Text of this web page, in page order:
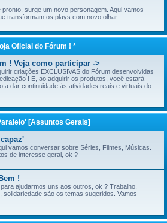
pronto, surge um novo personagem. Aqui vamos
transformam os plays com novo olhar.
Oficial do Fórum ! *
! Veja como participar ->
criações EXCLUSIVAS do Fórum desenvolvidas
! E, ao adquirir os produtos, você estará
a dar continuidade às atividades reais e virtuais do
[Assuntos Gerais]
vamos conversar sobre Séries, Filmes, Músicas.
de interesse geral, ok ?
!
ajudarmos uns aos outros, ok ? Trabalho,
solidariedade são os temas sugeridos. Vamos